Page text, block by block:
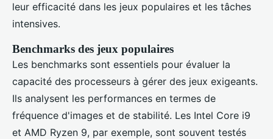
leur efficacité dans les jeux populaires et les tâches
intensives.
Benchmarks des jeux populaires
Les benchmarks sont essentiels pour évaluer la
capacité des processeurs à gérer des jeux exigeants.
Ils analysent les performances en termes de
fréquence d'images et de stabilité. Les Intel Core i9
et AMD Ryzen 9, par exemple, sont souvent testés